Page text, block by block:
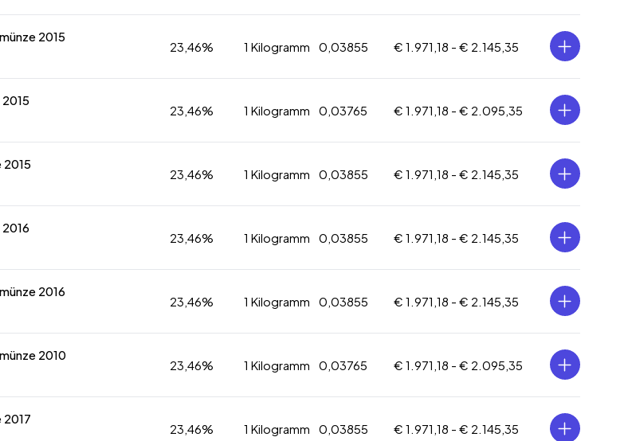
2015
23,46% 1 Kilogramm 0,03855 € 1.971,18 - € 2.145,35
2015
23,46% 1 Kilogramm 0,03765 € 1.971,18 - € 2.095,35
2015
23,46% 1 Kilogramm 0,03855 € 1.971,18 - € 2.145,35
2016
23,46% 1 Kilogramm 0,03855 € 1.971,18 - € 2.145,35
2016
23,46% 1 Kilogramm 0,03855 € 1.971,18 - € 2.145,35
2010
23,46% 1 Kilogramm 0,03765 € 1.971,18 - € 2.095,35
2017
23,46% 1 Kilogramm 0,03855 € 1.971,18 - € 2.145,35